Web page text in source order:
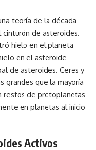
teoría de la década
de asteroides.
hielo en el planeta
en el asteroide
de asteroides. Ceres y
grandes que la mayoría
restos de protoplanetas
en planetas al inicio
Activos